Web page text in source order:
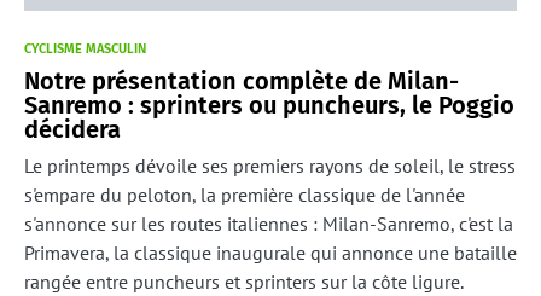
CYCLISME MASCULIN
Notre présentation complète de Milan-
Sanremo : sprinters ou puncheurs, le Poggio
décidera
Le printemps dévoile ses premiers rayons de soleil, le stress
s'empare du peloton, la première classique de l'année
s'annonce sur les routes italiennes : Milan-Sanremo, c'est la
Primavera, la classique inaugurale qui annonce une bataille
rangée entre puncheurs et sprinters sur la côte ligure.